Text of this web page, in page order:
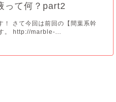
って何？part2
！ さて今回は前回の【間葉系幹
。 http://marble-...